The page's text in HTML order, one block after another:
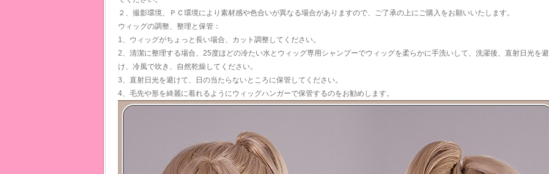
２、撮影環境、ＰＣ環境により素材感や色合いが異なる場合がありますので、ご了承の上にご購入をお願いいたします。
ウィッグの調整、整理と保管：
1、ウィッグがちょっと長い場合、カット調整してください。
2、清潔に整理する場合、25度ほどの冷たい水とウィッグ専用シャンプーでウィッグを柔らかに手洗いして、洗濯後、直射日光を避
け、冷風で吹き、自然乾燥してください。
3、直射日光を避けて、日の当たらないところに保管してください。
4、毛先や形を綺麗に着れるようにウィッグハンガーで保管するのをお勧めします。